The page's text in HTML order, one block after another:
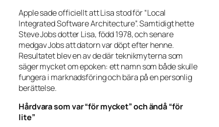
Apple sade officiellt att Lisa stod för “Local
Integrated Software Architecture”. Samtidigt hette
Steve Jobs dotter Lisa, född 1978, och senare
medgav Jobs att datorn var döpt efter henne.
Resultatet blev en av de där teknikmyterna som
säger mycket om epoken: ett namn som både skulle
fungera i marknadsföring och bära på en personlig
berättelse.
Hårdvara som var “för mycket” och ändå “för
lite”